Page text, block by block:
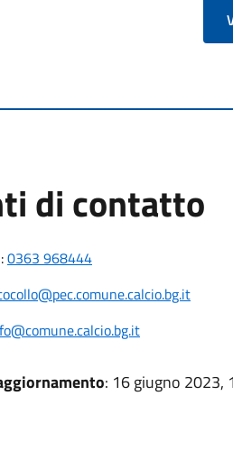
di contatto
:0363 968444
: 16 giugno 2023,